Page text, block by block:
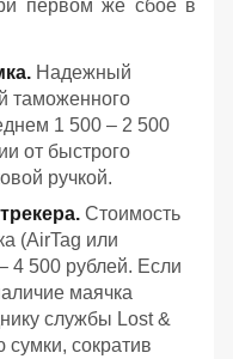
первом же сбое в
Надежный
таможенного
1 500 – 2 500
от быстрого
ручкой.
Стоимость
(AirTag или
4 500 рублей. Если
маячка
службы Lost &
сумки, сократив